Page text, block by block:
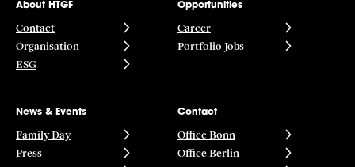
About HTGF
Contact
Organisation
ESG
Opportunities
Career
Portfolio Jobs
News & Events
Family Day
Press
Contact
Office Bonn
Office Berlin